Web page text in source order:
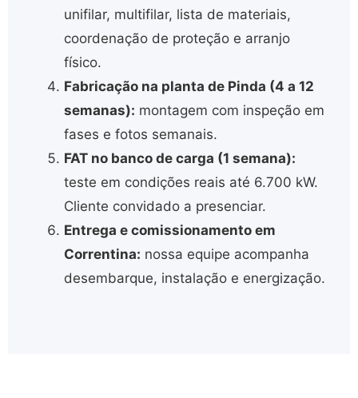
unifilar, multifilar, lista de materiais,
coordenação de proteção e arranjo
físico.
Fabricação na planta de Pinda (4 a 12
semanas): montagem com inspeção em
fases e fotos semanais.
FAT no banco de carga (1 semana):
teste em condições reais até 6.700 kW.
Cliente convidado a presenciar.
Entrega e comissionamento em
Correntina: nossa equipe acompanha
desembarque, instalação e energização.